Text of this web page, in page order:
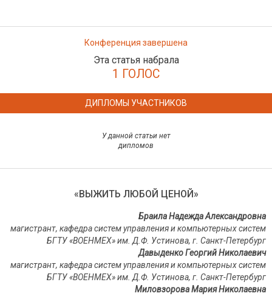
Конференция завершена
Эта статья набрала
1 ГОЛОС
ДИПЛОМЫ УЧАСТНИКОВ
У данной статьи нет
дипломов
«ВЫЖИТЬ ЛЮБОЙ ЦЕНОЙ»
Браила Надежда Александровна
магистрант, кафедра систем управления и компьютерных систем
БГТУ «ВОЕНМЕХ» им. Д.Ф. Устинова, г. Санкт-Петербург
Давыденко Георгий Николаевич
магистрант, кафедра систем управления и компьютерных систем
БГТУ «ВОЕНМЕХ» им. Д.Ф. Устинова, г. Санкт-Петербург
Миловзорова Мария Николаевна